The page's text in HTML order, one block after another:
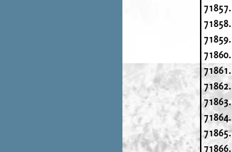
71857.
71858.
71859.
71860.
71861.
71862.
71863.
71864.
71865.
71866.